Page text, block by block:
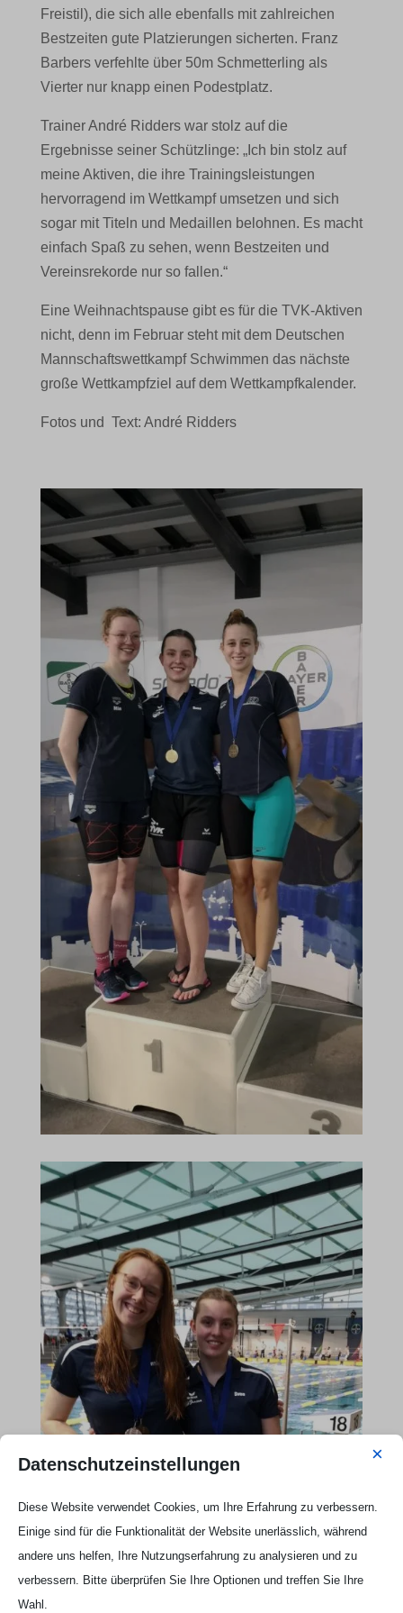
Freistil), die sich alle ebenfalls mit zahlreichen
Bestzeiten gute Platzierungen sicherten. Franz
Barbers verfehlte über 50m Schmetterling als
Vierter nur knapp einen Podestplatz.
Trainer André Ridders war stolz auf die
Ergebnisse seiner Schützlinge: „Ich bin stolz auf
meine Aktiven, die ihre Trainingsleistungen
hervorragend im Wettkampf umsetzen und sich
sogar mit Titeln und Medaillen belohnen. Es macht
einfach Spaß zu sehen, wenn Bestzeiten und
Vereinsrekorde nur so fallen.“
Eine Weihnachtspause gibt es für die TVK-Aktiven
nicht, denn im Februar steht mit dem Deutschen
Mannschaftswettkampf Schwimmen das nächste
große Wettkampfziel auf dem Wettkampfkalender.
Fotos und Text: André Ridders
Datenschutzeinstellungen ×
Diese Website verwendet Cookies, um Ihre Erfahrung zu verbessern.
Einige sind für die Funktionalität der Website unerlässlich, während
andere uns helfen, Ihre Nutzungserfahrung zu analysieren und zu
verbessern. Bitte überprüfen Sie Ihre Optionen und treffen Sie Ihre
Wahl.